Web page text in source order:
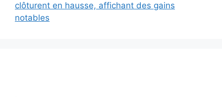
clôturent en hausse, affichant des gains
notables